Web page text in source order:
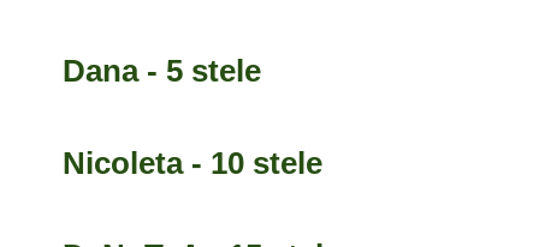
Dana - 5 stele
Nicoleta - 10 stele